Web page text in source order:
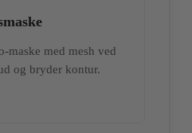
med mesh ved
og bryder kontur.